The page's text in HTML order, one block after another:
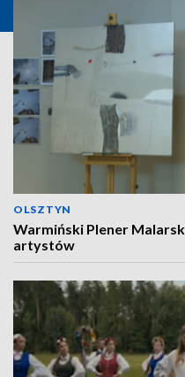
OLSZTYN
Warmiński Plener
artystów